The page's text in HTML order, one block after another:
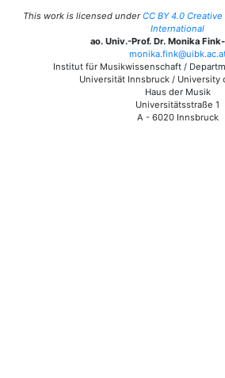
This work is licensed underCC BY 4.0
International
ao. Univ.-Prof. Dr. Monika
Institut für Musikwissenschaft /
Universität Innsbruck / University
Haus der Musik
Universitätsstraße 1
A - 6020 Innsbruck